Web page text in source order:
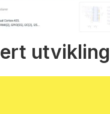
utvikling